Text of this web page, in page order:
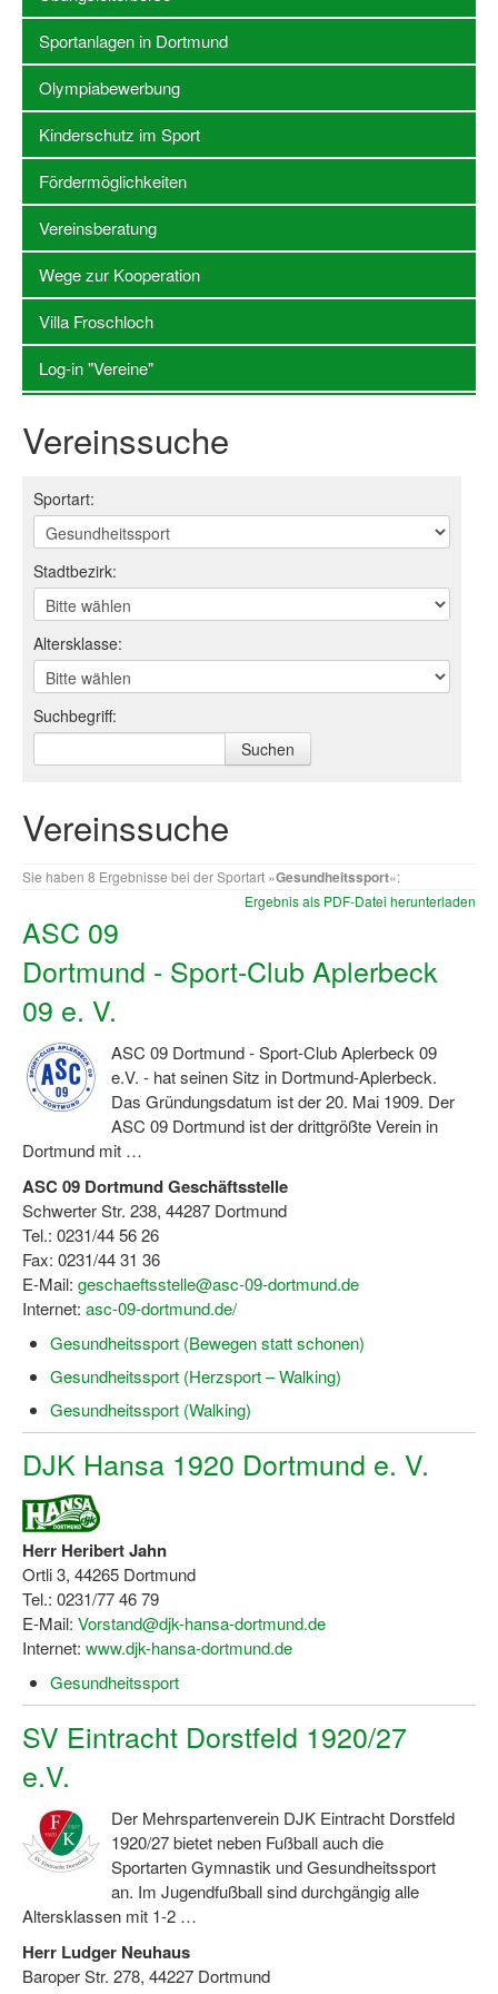
Stellenangebote SSB Dortmund
Vereine
Vereinssuche
Übungsleiterbörse
Sportanlagen in Dortmund
Olympiabewerbung
Fördermöglichkeiten
Vereinsberatung
Wege zur Kooperation
Log-in "Vereine"
Qualifizierung
SSB Qualifizierungen
Übersicht Qualifizierungswege
Qualifizierung im Vereinsmanagement
Fachtag Bildung braucht Bewegung
Anmeldeformular / Anmeldebedingungen
Bezuschussung Qualifizierung für Dortmunder
Projekte
Open Sports Day
Dortmund lernt Schwimmen
Mädchen in Mannschaftssportarten
Bewegungszwerge
Bewegungskindergarten
Mini-Sportabzeichen
Sportgutschein 4.0
SportartCheck
Sport vor Ort
Integration durch Sport
NRW bewegt seine KINDER!
Bewegt zu Hause
Bewegt ÄLTER werden in NRW!
Bewegt GESUND bleiben in NRW!
Aktionen zu "Bewegt Älter werden" / "Bewegt gesund
Bewegungsmodel
SSB-Sport
Gymnastik und Entspannung für Frauen
Koronarsport
Seniorensport
Wassergymnastik / Aqua-Step
Reha-Sportangebote in NRW suchen
Sportanlagen in Dortmund
Olympiabewerbung
Kinderschutz im Sport
Fördermöglichkeiten
Vereinsberatung
Wege zur Kooperation
Villa Froschloch
Log-in "Vereine"
Vereinssuche
Sportart:
Stadtbezirk:
Altersklasse:
Suchbegriff:
Vereinssuche
Sie haben 8 Ergebnisse bei der Sportart »Gesundheitssport«:
Ergebnis als PDF-Datei herunterladen
ASC 09
Dortmund - Sport-Club Aplerbeck
09 e. V.
ASC 09 Dortmund - Sport-Club Aplerbeck 09
e.V. - hat seinen Sitz in Dortmund-Aplerbeck.
Das Gründungsdatum ist der 20. Mai 1909. Der
ASC 09 Dortmund ist der drittgrößte Verein in
Dortmund mit …
ASC 09 Dortmund Geschäftsstelle
Schwerter Str. 238, 44287 Dortmund
Tel.: 0231/44 56 26
Fax: 0231/44 31 36
E-Mail: geschaeftsstelle@asc-09-dortmund.de
Internet: asc-09-dortmund.de/
Gesundheitssport (Bewegen statt schonen)
Gesundheitssport (Herzsport – Walking)
Gesundheitssport (Walking)
DJK Hansa 1920 Dortmund e. V.
Herr Heribert Jahn
Ortli 3, 44265 Dortmund
Tel.: 0231/77 46 79
E-Mail: Vorstand@djk-hansa-dortmund.de
Internet: www.djk-hansa-dortmund.de
Gesundheitssport
SV Eintracht Dorstfeld 1920/27
e.V.
Der Mehrspartenverein DJK Eintracht Dorstfeld
1920/27 bietet neben Fußball auch die
Sportarten Gymnastik und Gesundheitssport
an. Im Jugendfußball sind durchgängig alle
Altersklassen mit 1-2 …
Herr Ludger Neuhaus
Baroper Str. 278, 44227 Dortmund